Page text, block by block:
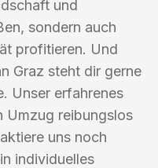
und
sondern auch
profitieren. Und
Graz steht dir gerne
Unser erfahrenes
Umzug reibungslos
uns noch
individuelles